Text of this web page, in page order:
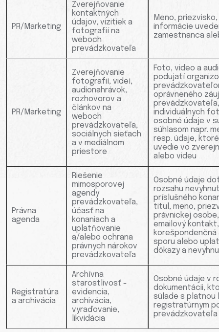
PR/Marketing
Zverejňovanie
kontaktných
údajov, vizitiek a
fotografií na
weboch
prevádzkovateľa
Meno,
informácie
zamestnanca
PR/Marketing
Zverejňovanie
fotografií, videí,
audionahrávok,
rozhovorov a
článkov na
weboch
prevádzkovateľa,
sociálnych sieťach
a v mediálnom
priestore
Foto, video a
podujatí
oprávneného
individuálnych
osobné údaje v
súhlasom napr.
resp. údaje,
uvedie vo
alebo videu
Právna
agenda
Riešenie
mimosporovej
agendy
prevádzkovateľa,
účasť na
konaniach a
uplatňovanie
a/alebo ochrana
právnych nárokov
prevádzkovateľa
Osobné údaje
rozsahu
príslušného
titul, meno,
právnickej
emailový
sporu alebo
dôkazy a
Registratúra
a archivácia
Archívna
starostlivosť -
evidencia,
archivácia,
vyraďovanie,
likvidácia
Osobné údaje v
dokumentácii,
súlade s platnou
registratúrnym
prevádzkovateľa